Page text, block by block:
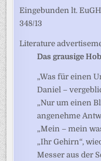
Eingebunden lt.
348/13
Literature
Das grausige
„Was für einen
Daniel –
„Nur um einen
angenehme
„Mein – mein
„Ihr Gehirn“,
Messer aus der